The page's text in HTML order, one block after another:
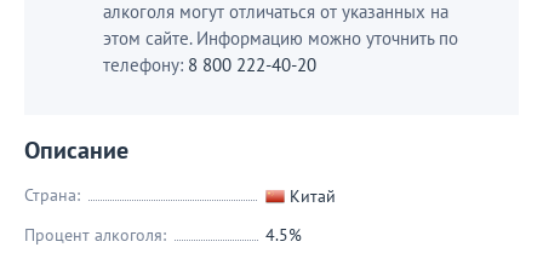
алкоголя могут отличаться от указанных на
этом сайте. Информацию можно уточнить по
телефону: 8 800 222-40-20
Описание
Страна:
Китай
Процент алкоголя:
4.5%